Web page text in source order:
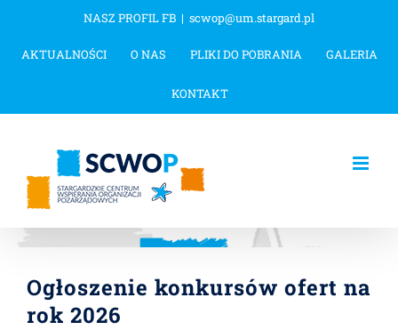
zawartości
NASZ PROFIL FB | scwop@um.stargard.pl
AKTUALNOŚCI O NAS PLIKI DO POBRANIA GALERIA
KONTAKT
Ogłoszenie konkursów ofert na
rok 2026